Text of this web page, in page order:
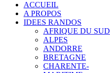
ACCUEIL
A PROPOS
IDEES RANDOS
AFRIQUE DU SUD
ALPES
ANDORRE
BRETAGNE
CHARENTE-